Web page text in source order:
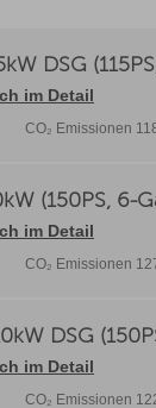
DSG
im Detail
CO₂ Emissionen
(150PS, 6-
im Detail
CO₂ Emissionen
DSG
im Detail
CO₂ Emissionen